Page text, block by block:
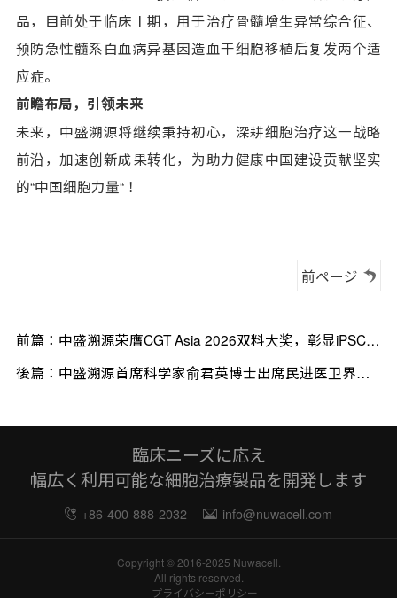
品，目前处于临床 Ⅰ期，用于治疗骨髓增生异常综合征、
预防急性髓系白血病异基因造血干细胞移植后复发两个适
应症。
前瞻布局，引领未来
未来，中盛溯源将继续秉持初心，深耕细胞治疗这一战略
前沿，加速创新成果转化，为助力健康中国建设贡献坚实
的“中国细胞力量“！
前ページ
前篇：中盛溯源荣膺CGT Asia 2026双料大奖，彰显iPSC产
业化实力
後篇：中盛溯源首席科学家俞君英博士出席民进医卫界会
臨床ニーズに応え
幅広く利用可能な細胞治療製品を開発します
+86-400-888-2032 info@nuwacell.com
Copyright © 2016-2025 Nuwacell.
All rights reserved.
プライバシーポリシー